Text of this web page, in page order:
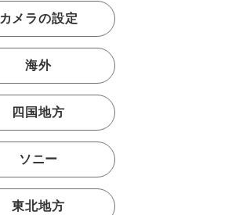
カメラの設定
海外
四国地方
ソニー
東北地方